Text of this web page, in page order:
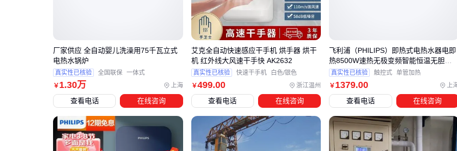
商业场所如酒店、泳池需要大功率连续供热的
锅炉
，需重点关注快速加热能力和稳定性
要求的温度和压力参数
家用型号通常采用电磁加热等安全技术，水电分离设计能避免
漏电风险，而变频功能可适应不同时段的热负荷变化。选购时
需注意安装空间和电路承载能力，老式住宅可能需单独布线。
即热式机型虽然初始投入较高，但避免了储水式锅炉的热能持
续损耗，长期使用能效比更优。其核心优势在于瞬时出热水能
￥ 1.30万 上海
厂家供应 全自动婴儿洗澡用75千瓦立式
电热水锅炉
真实性已核验 全国联保 一体式
查看电话 在线咨询
￥499.00 浙江温州
艾克全自动快速感应干手机 烘手器 烘干
机 红外线大风速干手快 AK2632
真实性已核验 快速干手机 白色/银色
查看电话 在线咨询
￥ 1379.00 上
飞利浦（PHILIPS）即热式电热水器电即
热8500W速热无极变频智能恒温无胆免
储水淋浴洗澡水电分离AWH1028/93
真实性已核验 触控式 单管加热
查看电话 在线咨询